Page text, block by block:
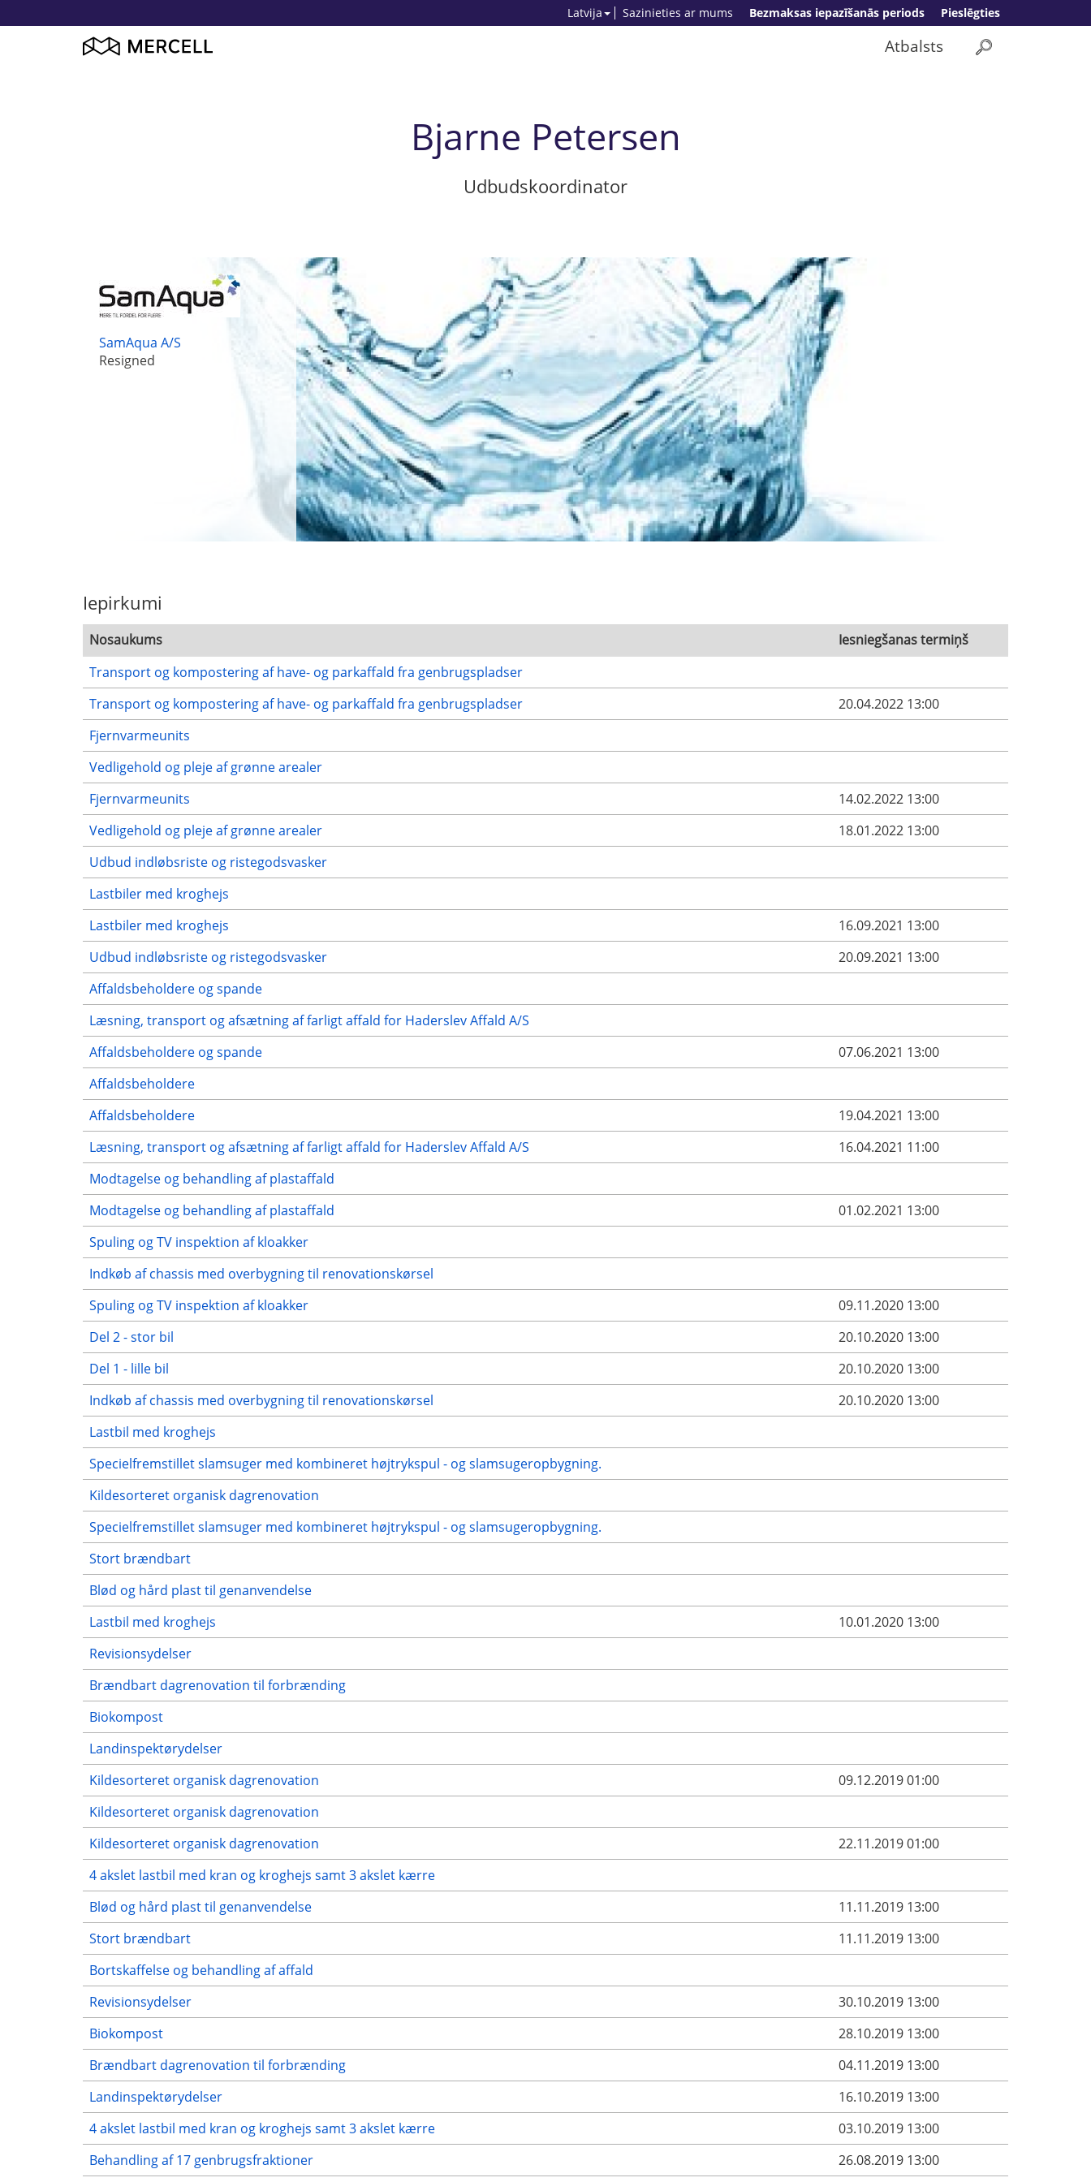
Pieslēgties
Bezmaksas iepazīšanās periods
Sazinieties ar mums
Latvija
Atbalsts
Bjarne Petersen
Udbudskoordinator
SamAqua A/S
Resigned
Iepirkumi
Nosaukums
Iesniegšanas termiņš
Transport og kompostering af have- og parkaffald fra genbrugspladser
Transport og kompostering af have- og parkaffald fra genbrugspladser
20.04.2022 13:00
Fjernvarmeunits
Vedligehold og pleje af grønne arealer
Fjernvarmeunits
14.02.2022 13:00
Vedligehold og pleje af grønne arealer
18.01.2022 13:00
Udbud indløbsriste og ristegodsvasker
Lastbiler med kroghejs
Lastbiler med kroghejs
16.09.2021 13:00
Udbud indløbsriste og ristegodsvasker
20.09.2021 13:00
Affaldsbeholdere og spande
Læsning, transport og afsætning af farligt affald for Haderslev Affald A/S
Affaldsbeholdere og spande
07.06.2021 13:00
Affaldsbeholdere
Affaldsbeholdere
19.04.2021 13:00
Læsning, transport og afsætning af farligt affald for Haderslev Affald A/S
16.04.2021 11:00
Modtagelse og behandling af plastaffald
Modtagelse og behandling af plastaffald
01.02.2021 13:00
Spuling og TV inspektion af kloakker
Indkøb af chassis med overbygning til renovationskørsel
Spuling og TV inspektion af kloakker
09.11.2020 13:00
Del 2 - stor bil
20.10.2020 13:00
Del 1 - lille bil
20.10.2020 13:00
Indkøb af chassis med overbygning til renovationskørsel
20.10.2020 13:00
Lastbil med kroghejs
Specielfremstillet slamsuger med kombineret højtrykspul - og slamsugeropbygning.
Kildesorteret organisk dagrenovation
Specielfremstillet slamsuger med kombineret højtrykspul - og slamsugeropbygning.
Stort brændbart
Blød og hård plast til genanvendelse
Lastbil med kroghejs
10.01.2020 13:00
Revisionsydelser
Brændbart dagrenovation til forbrænding
Biokompost
Landinspektørydelser
Kildesorteret organisk dagrenovation
09.12.2019 01:00
Kildesorteret organisk dagrenovation
Kildesorteret organisk dagrenovation
22.11.2019 01:00
4 akslet lastbil med kran og kroghejs samt 3 akslet kærre
Blød og hård plast til genanvendelse
11.11.2019 13:00
Stort brændbart
11.11.2019 13:00
Bortskaffelse og behandling af affald
Revisionsydelser
30.10.2019 13:00
Biokompost
28.10.2019 13:00
Brændbart dagrenovation til forbrænding
04.11.2019 13:00
Landinspektørydelser
16.10.2019 13:00
4 akslet lastbil med kran og kroghejs samt 3 akslet kærre
03.10.2019 13:00
Behandling af 17 genbrugsfraktioner
26.08.2019 13:00